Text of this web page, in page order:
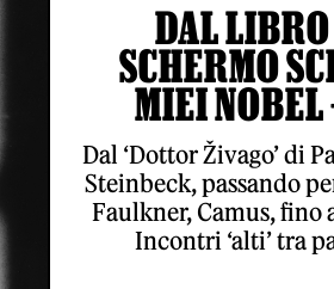
DAL
SCHERMO
MIEI
Dal ‘Dottor Živago’ di
Steinbeck, passando
Faulkner, Camus, fino
Incontri ‘alti’ tra